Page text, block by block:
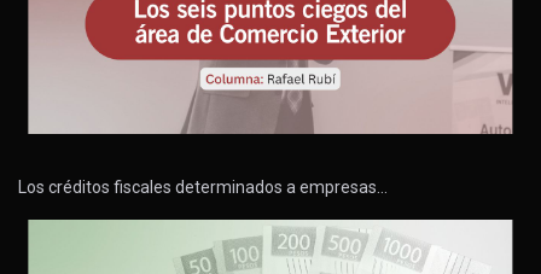
Los créditos fiscales determinados a empresas…